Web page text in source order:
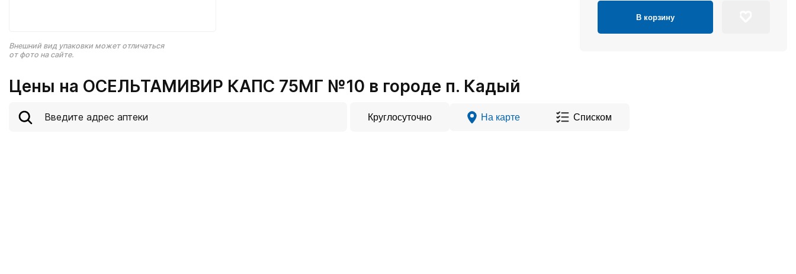
Внешний вид упаковки может отличаться
от фото на сайте.
В корзину
Цены на ОСЕЛЬТАМИВИР КАПС 75МГ №10 в городе п. Кадый
Круглосуточно На карте Списком